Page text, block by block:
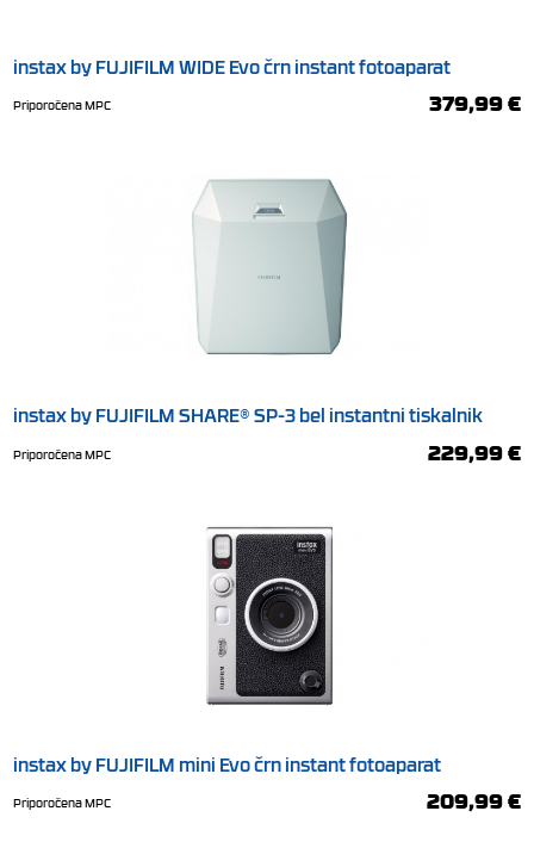
instax by FUJIFILM WIDE Evo črn instant fotoaparat
Priporočena MPC 379,99 €
instax by FUJIFILM SHARE® SP-3 bel instantni tiskalnik
Priporočena MPC 229,99 €
instax by FUJIFILM mini Evo črn instant fotoaparat
Priporočena MPC 209,99 €